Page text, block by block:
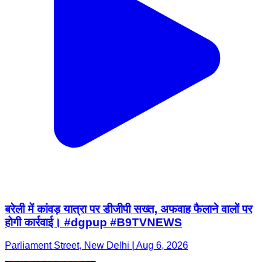
बरेली में कांवड़ यात्रा पर डीजीपी सख्त, अफवाह फैलाने वालों पर
होगी कार्रवाई। #dgpup #B9TVNEWS
Parliament Street, New Delhi | Aug 6, 2026